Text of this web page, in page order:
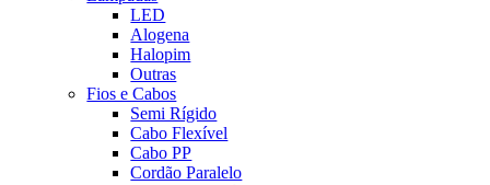
LED
Alogena
Halopim
Outras
Fios e Cabos
Semi Rígido
Cabo Flexível
Cabo PP
Cordão Paralelo